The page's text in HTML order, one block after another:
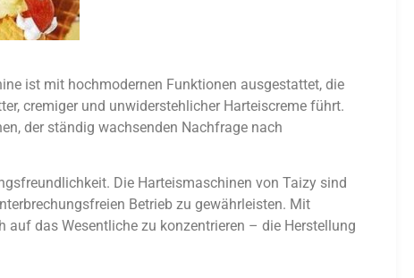
ist mit hochmodernen Funktionen ausgestattet, die
cremiger und unwiderstehlicher Harteiscreme führt.
der ständig wachsenden Nachfrage nach
Die Harteismaschinen von Taizy sind
Betrieb zu gewährleisten. Mit
das Wesentliche zu konzentrieren – die Herstellung